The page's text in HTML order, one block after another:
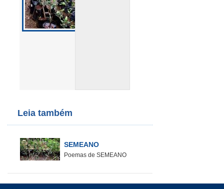
Leia também
SEMEANO
Poemas de SEMEANO